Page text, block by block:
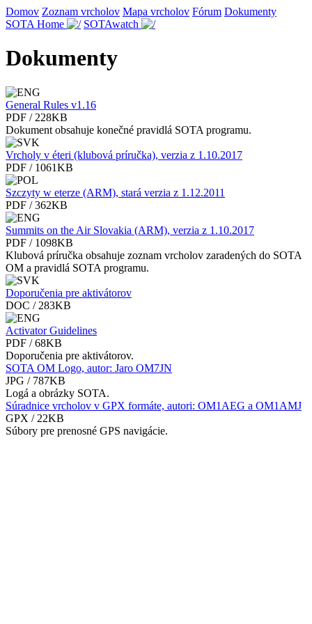
Domov Zoznam vrcholov Mapa vrcholov Fórum Dokumenty
SOTA Home
SOTAwatch
Dokumenty
General Rules v1.16
PDF / 228KB
Dokument obsahuje konečné pravidlá SOTA programu.
Vrcholy v éteri (klubová príručka), verzia z 1.10.2017
PDF / 1061KB
Szczyty w eterze (ARM), stará verzia z 1.12.2011
PDF / 362KB
Summits on the Air Slovakia (ARM), verzia z 1.10.2017
PDF / 1098KB
Klubová príručka obsahuje zoznam vrcholov zaradených do SOTA
OM a pravidlá SOTA programu.
Doporučenia pre aktivátorov
DOC / 283KB
Activator Guidelines
PDF / 68KB
Doporučenia pre aktivátorov.
SOTA OM Logo, autor: Jaro OM7JN
JPG / 787KB
Logá a obrázky SOTA.
Súradnice vrcholov v GPX formáte, autori: OM1AEG a OM1AMJ
GPX / 22KB
Súbory pre prenosné GPS navigácie.